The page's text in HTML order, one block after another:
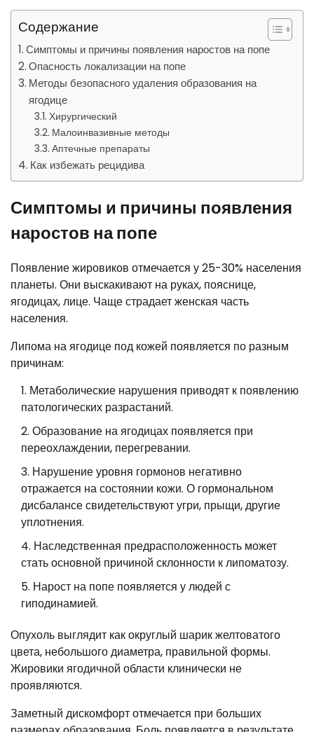
Содержание
Симптомы и причины появления наростов на попе
Опасность локализации на попе
Методы безопасного удаления образования на
ягодице
Хирургический
Малоинвазивные методы
Аптечные препараты
Как избежать рецидива
Симптомы и причины появления
наростов на попе
Появление жировиков отмечается у 25-30% населения
планеты. Они выскакивают на руках, пояснице,
ягодицах, лице. Чаще страдает женская часть
населения.
Липома на ягодице под кожей появляется по разным
причинам:
Метаболические нарушения приводят к появлению
патологических разрастаний.
Образование на ягодицах появляется при
переохлаждении, перегревании.
Нарушение уровня гормонов негативно
отражается на состоянии кожи. О гормональном
дисбалансе свидетельствуют угри, прыщи, другие
уплотнения.
Наследственная предрасположенность может
стать основной причиной склонности к липоматозу.
Нарост на попе появляется у людей с
гиподинамией.
Опухоль выглядит как округлый шарик желтоватого
цвета, небольшого диаметра, правильной формы.
Жировики ягодичной области клинически не
проявляются.
Заметный дискомфорт отмечается при больших